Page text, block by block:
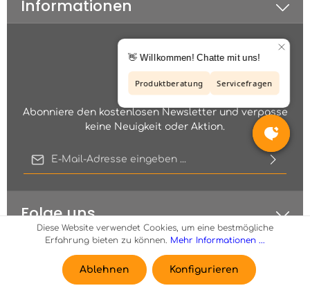
Abonniere den kostenlosen Newsletter und verpasse
keine Neuigkeit oder Aktion.
genommen und dieAGBgelesen und bin mit ihnen
DatenschutzrichtlinieundNutzungsbedingungen.
Folge uns
Informationen
Zahlungsarten
Diese Website verwendet Cookies, um eine bestmögliche
Erfahrung bieten zu können. Mehr Informationen ...
Ablehnen Konfigurieren